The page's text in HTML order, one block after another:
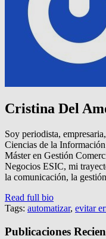
Cristina Del
Soy periodista,
Ciencias de la
Máster en Gestión
Negocios ESIC, mi
la comunicación, la
Read full bio
Tags: automatizar, evitar
Publicaciones